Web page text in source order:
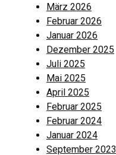
März 2026
Februar 2026
Januar 2026
Dezember 2025
Juli 2025
Mai 2025
April 2025
Februar 2025
Februar 2024
Januar 2024
September 2023